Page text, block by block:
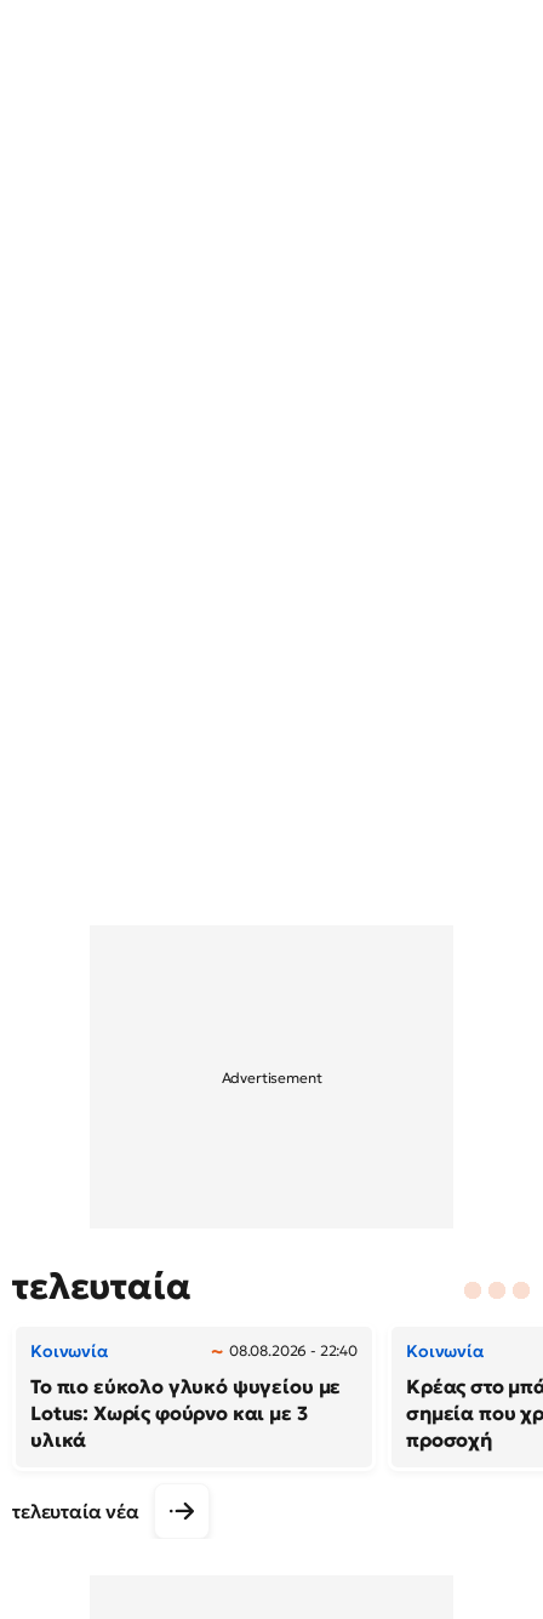
τελευταία
Κοινωνία 08.08.2026 - 22:40
Το πιο εύκολο γλυκό ψυγείου με
Lotus: Χωρίς φούρνο και με 3
υλικά
Κοινωνία
Κρέας στο
σημεία που
προσοχή
τελευταία νέα